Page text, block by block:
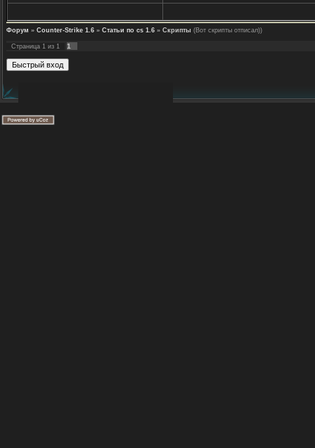
Форум » Counter-Strike 1.6 » Статьи по cs 1.6 » Скрипты (Вот скрипты отписал))
Страница 1 из 1 1